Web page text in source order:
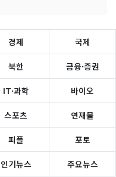
경제 국제
북한 금융·증권
IT·과학 바이오
스포츠 연재물
피플 포토
인기뉴스 주요뉴스